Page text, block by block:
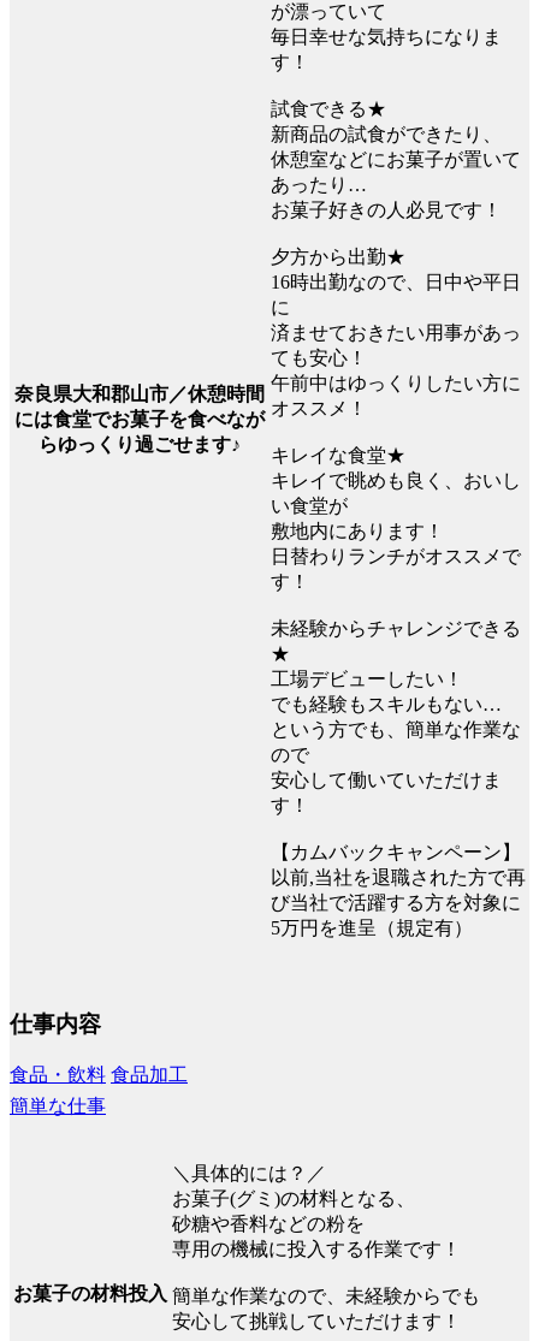
奈良県大和郡山市／休憩時間
には食堂でお菓子を食べなが
らゆっくり過ごせます♪
が漂っていて
毎日幸せな気持ちになりま
す！
試食できる★
新商品の試食ができたり、
休憩室などにお菓子が置いて
あったり…
お菓子好きの人必見です！
夕方から出勤★
16時出勤なので、日中や平日
に
済ませておきたい用事があっ
ても安心！
午前中はゆっくりしたい方に
オススメ！
キレイな食堂★
キレイで眺めも良く、おいし
い食堂が
敷地内にあります！
日替わりランチがオススメで
す！
未経験からチャレンジできる
★
工場デビューしたい！
でも経験もスキルもない…
という方でも、簡単な作業な
ので
安心して働いていただけま
す！
【カムバックキャンペーン】
以前,当社を退職された方で再
び当社で活躍する方を対象に
5万円を進呈（規定有）
仕事内容
食品・飲料 食品加工
簡単な仕事
お菓子の材料投入
＼具体的には？／
お菓子(グミ)の材料となる、
砂糖や香料などの粉を
専用の機械に投入する作業です！
簡単な作業なので、未経験からでも
安心して挑戦していただけます！